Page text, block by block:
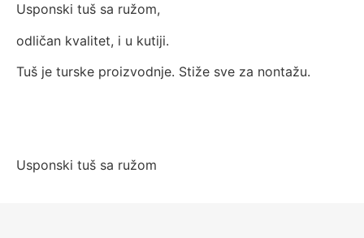
Usponski tuš sa ružom,
odličan kvalitet, i u kutiji.
Tuš je turske proizvodnje. Stiže sve za nontažu.
Usponski tuš sa ružom